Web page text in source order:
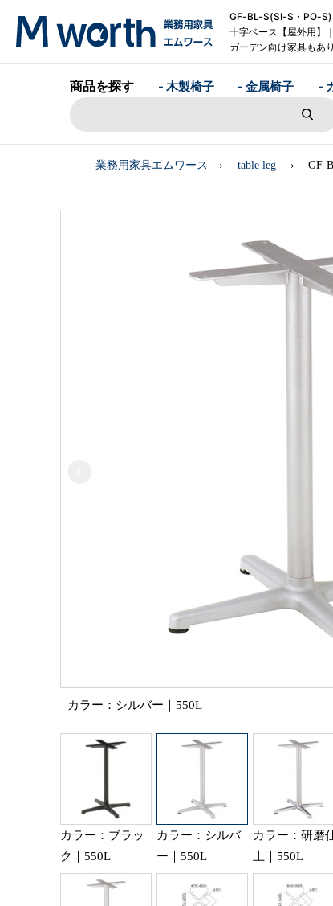
GF-BL-S(SI-S・PO-
十字ベース【屋外用】
ガーデン向け家具もあ
商品を探す - 木製椅子 - 金属椅子 -
業務用家具エムワース table leg GF-
カラー：シルバー｜550L
カラー：ブラッ
ク｜550L
カラー：シルバ
ー｜550L
カラー：研磨
上｜550L